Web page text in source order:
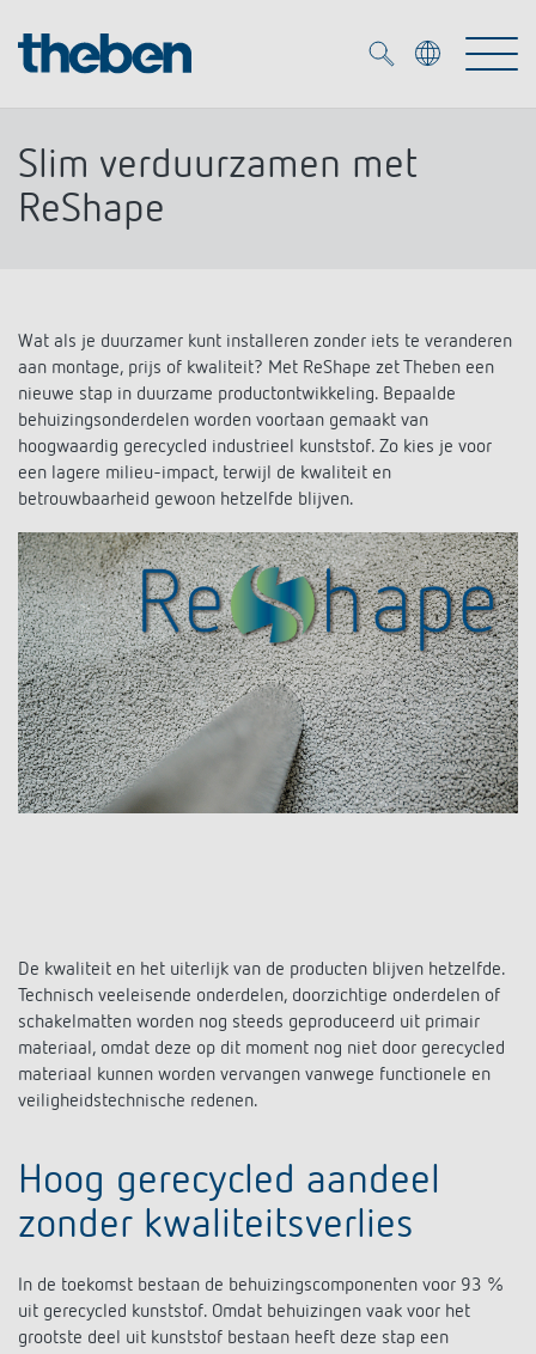
Producten
Smart Home
DALI
Aanwezigheids- en bewegingsmelders
Tijd- en lichtregeling
Klimaatregeling
Accessoires
OEM-oplossingen
OEM-experts
Referenties
Oplossingen
Tijd- en lichtregeling
DALI-2 lichtregeling
KNX-systemen
Smart Home-systeem LUXORliving
Aanwezigheids- en bewegingsmelders
LED's veilig schakelen en dimmen
CO2-concentratie betrouwbaar meten
Referenties
Apps van Theben
Impulsrelais: licht eenvoudig, efficiënt en
Service
Mediatheek
Catalogus bestellen
Catalogi en brochures
Cursus aanbod
Persinformatie
BIM-portal
Onderneming
Theben AG
Actueel
Banen en carrière
Samenwerkingsverbanden
Duurzaamheid
Design
Geschiedenis
Contact
Hotline
Contactpersonen
Contactpersonen OEM
Verkoop-wereldwijd
Productzoeker
Mediatheek
Nieuws
LUXORliving
Slim verduurzamen met
ReShape
Wat als je duurzamer kunt installeren zonder iets te veranderen
aan montage, prijs of kwaliteit? Met ReShape zet Theben een
nieuwe stap in duurzame productontwikkeling. Bepaalde
behuizingsonderdelen worden voortaan gemaakt van
hoogwaardig gerecycled industrieel kunststof. Zo kies je voor
een lagere milieu-impact, terwijl de kwaliteit en
betrouwbaarheid gewoon hetzelfde blijven.
De kwaliteit en het uiterlijk van de producten blijven hetzelfde.
Technisch veeleisende onderdelen, doorzichtige onderdelen of
schakelmatten worden nog steeds geproduceerd uit primair
materiaal, omdat deze op dit moment nog niet door gerecycled
materiaal kunnen worden vervangen vanwege functionele en
veiligheidstechnische redenen.
Hoog gerecycled aandeel
zonder kwaliteitsverlies
In de toekomst bestaan de behuizingscomponenten voor 93 %
uit gerecycled kunststof. Omdat behuizingen vaak voor het
grootste deel uit kunststof bestaan heeft deze stap een